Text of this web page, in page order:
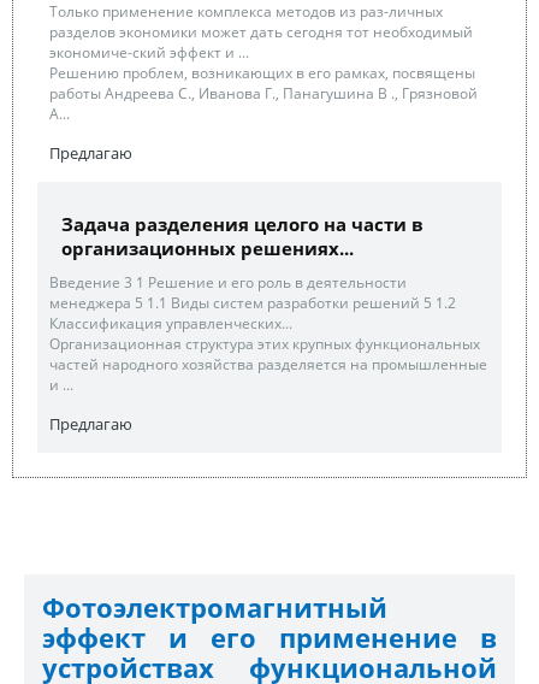
Только применение комплекса методов из раз-личных
разделов экономики может дать сегодня тот необходимый
экономиче-ский эффект и ...
Решению проблем, возникающих в его рамках, посвящены
работы Андреева C., Иванова Г., Панагушина В ., Грязновой
А...
Предлагаю
Задача разделения целого на части в
организационных решениях...
Введение 3 1 Решение и его роль в деятельности
менеджера 5 1.1 Виды систем разработки решений 5 1.2
Классификация управленческих...
Организационная структура этих крупных функциональных
частей народного хозяйства разделяется на промышленные
и ...
Предлагаю
Фотоэлектромагнитный
эффект и его применение в
устройствах функциональной